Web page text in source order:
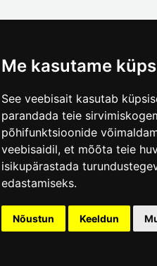
Me kasutame
See veebisait kasutab
parandada teie
põhifunktsioonide
veebisaidil, et mõõta teie
isikupärastada
edastamiseks.
Nõustun Keeldun
Küpsisepoliitika